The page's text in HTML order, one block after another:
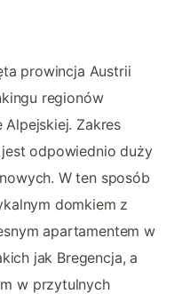
prowincja Austrii
regionów
Zakres
odpowiednio duży
W ten sposób
domkiem z
apartamentem w
jak Bregencja, a
w przytulnych